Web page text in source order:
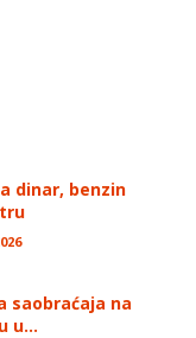
dinar, benzin
saobraćaja na
u...